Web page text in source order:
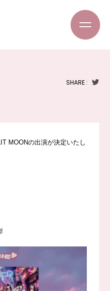
SHARE :
MOONの出演が決定いたし